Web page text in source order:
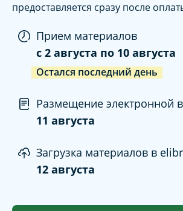
предоставляется сразу после
Прием материалов
c 2 августа по 10 августа
Остался последний день
Размещение электронной
11 августа
Загрузка материалов в
12 августа